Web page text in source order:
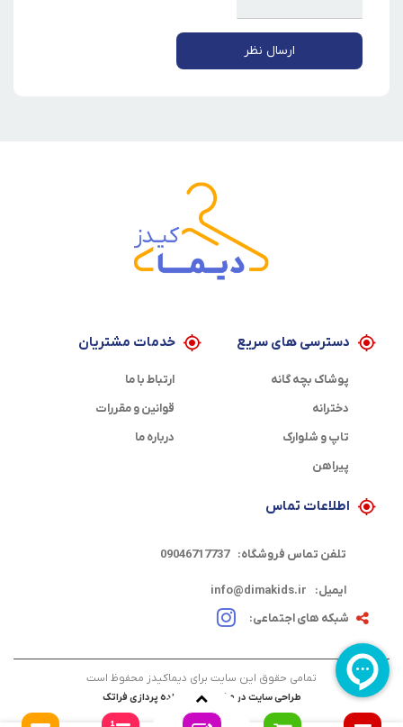
ارسال نظر
دسترسی های سریع
پوشاک بچه گانه
دخترانه
تاپ و شلوارک
پیراهن
خدمات مشتریان
ارتباط با ما
قوانین و مقررات
درباره ما
اطلاعات تماس
تلفن تماس فروشگاه: 09046717737
ایمیل:
info@dimakids.ir
شبکه های اجتماعی:
تمامی حقوق این سایت برای دیماکیدز محفوظ است
طراحی سایت در مشهد توسط داده پردازی فراتک